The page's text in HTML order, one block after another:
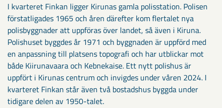
I kvarteret Finkan ligger Kirunas gamla polisstation. Polisen
förstatligades 1965 och åren därefter kom flertalet nya
polisbyggnader att uppföras över landet, så även i Kiruna.
Polishuset byggdes år 1971 och byggnaden är uppförd med
en anpassning till platsens topografi och har utblickar mot
både Kiirunavaara och Kebnekaise. Ett nytt polishus är
uppfört i Kirunas centrum och invigdes under våren 2024. I
kvarteret Finkan står även två bostadshus byggda under
tidigare delen av 1950-talet.